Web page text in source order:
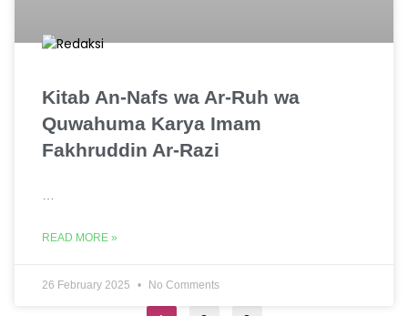
Kitab An-Nafs wa Ar-Ruh wa
Quwahuma Karya Imam
Fakhruddin Ar-Razi
…
READ MORE »
26 February 2025 No Comments